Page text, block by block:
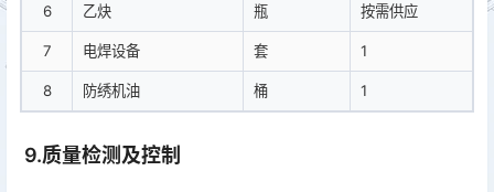
6 乙炔 瓶 按需供应
7 电焊设备 套 1
8 防绣机油 桶 1
9.质量检测及控制